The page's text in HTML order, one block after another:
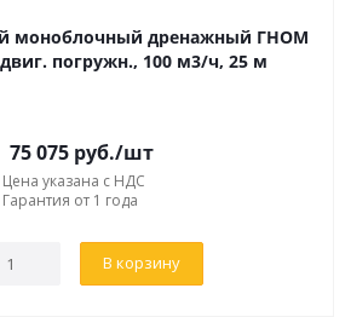
моноблочный дренажный ГНОМ
погружн., 100 м3/ч, 25 м
75 075руб./шт
Цена указана с НДС
Гарантия от 1 года
В корзину